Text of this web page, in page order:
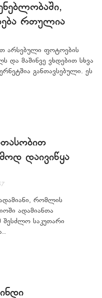
რთულია
არსებული ფოტოების
და მაშინვე ვხდებით სხვა
განთავსებული. ეს
დაივიწყა
რომლის
ადამიანთა
შესძლო საკუთარი